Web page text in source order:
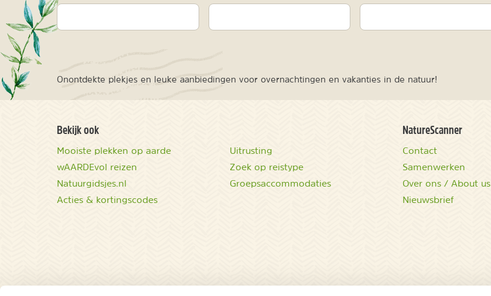
Onontdekte plekjes en leuke aanbiedingen voor overnachtingen en vakanties in de natuur!
Bekijk ook
Mooiste plekken op aarde
wAARDEvol reizen
Natuurgidsjes.nl
Acties & kortingscodes
Uitrusting
Zoek op reistype
Groepsaccommodaties
NatureScanner
Contact
Samenwerken
Over ons / About us
Nieuwsbrief